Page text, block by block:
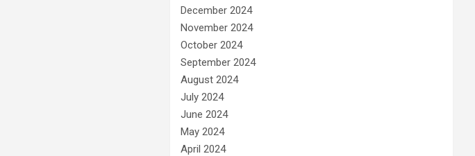
December 2024
November 2024
October 2024
September 2024
August 2024
July 2024
June 2024
May 2024
April 2024